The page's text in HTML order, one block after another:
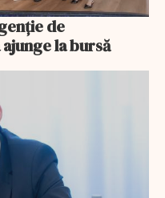
de
la bursă